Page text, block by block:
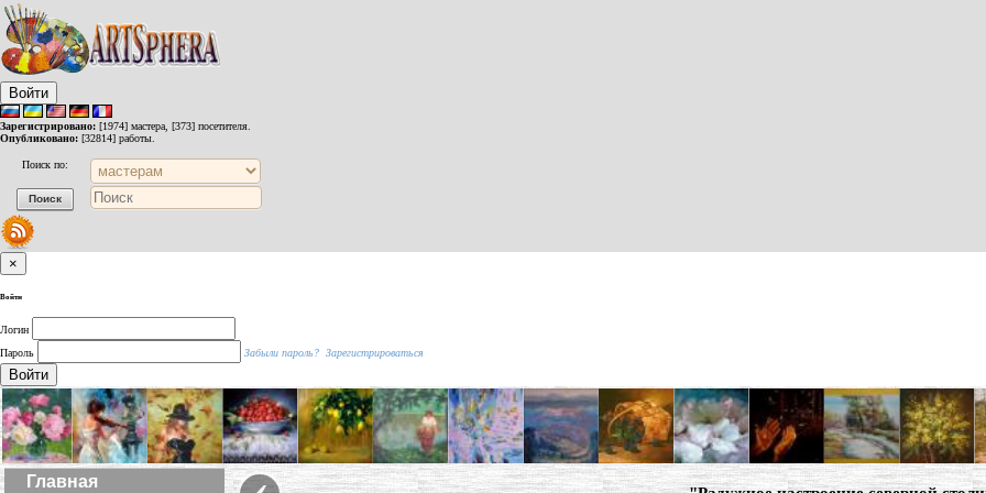
Войти
Зарегистрировано: [1974] мастера, [373] посетителя.
Опубликовано: [32814] работы.
Поиск по:
×
Войти
Логин
Пароль
Забыли пароль? Зарегистрироваться
Войти
Главная